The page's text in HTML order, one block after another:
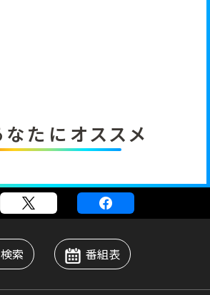
なたにオススメ
検索 番組表